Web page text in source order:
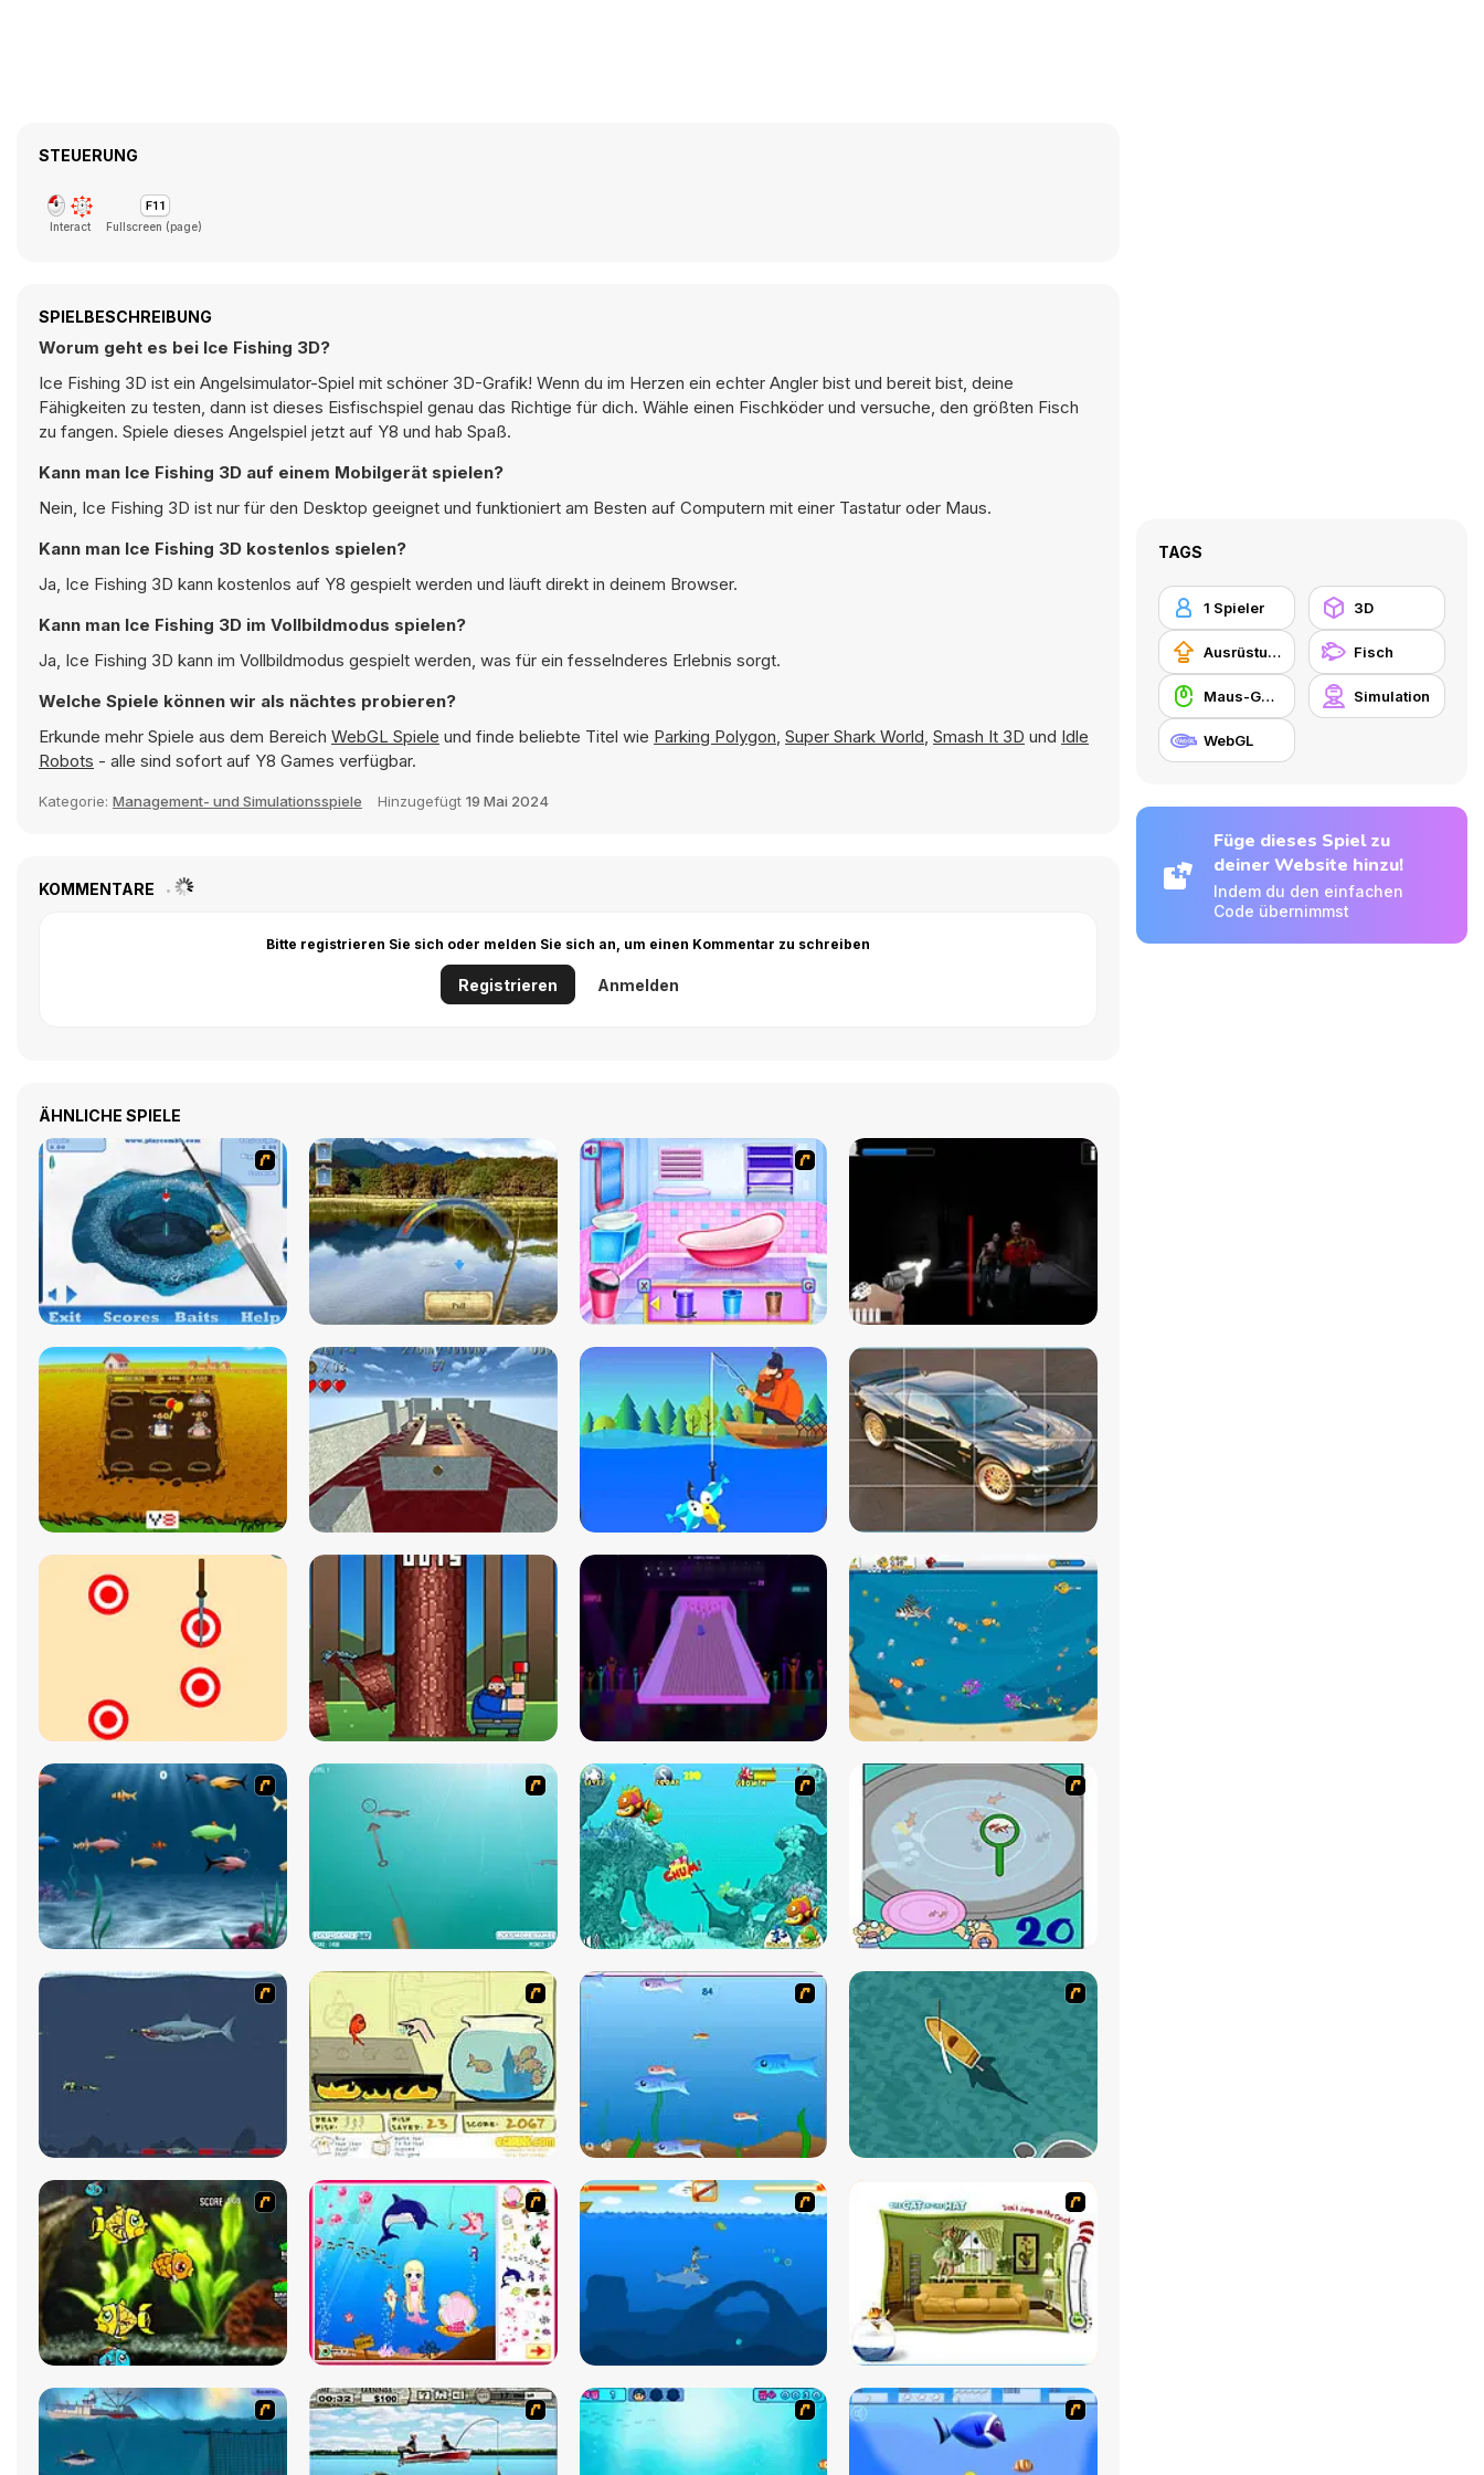
STEUERUNG
Interact Fullscreen (page)
SPIELBESCHREIBUNG
Worum geht es bei Ice Fishing 3D?
Ice Fishing 3D ist ein Angelsimulator-Spiel mit schöner 3D-Grafik! Wenn du im Herzen ein echter Angler bist und bereit bist, deine
Fähigkeiten zu testen, dann ist dieses Eisfischspiel genau das Richtige für dich. Wähle einen Fischköder und versuche, den größten Fisch
zu fangen. Spiele dieses Angelspiel jetzt auf Y8 und hab Spaß.
Kann man Ice Fishing 3D auf einem Mobilgerät spielen?
Nein, Ice Fishing 3D ist nur für den Desktop geeignet und funktioniert am Besten auf Computern mit einer Tastatur oder Maus.
Kann man Ice Fishing 3D kostenlos spielen?
Ja, Ice Fishing 3D kann kostenlos auf Y8 gespielt werden und läuft direkt in deinem Browser.
Kann man Ice Fishing 3D im Vollbildmodus spielen?
Ja, Ice Fishing 3D kann im Vollbildmodus gespielt werden, was für ein fesselnderes Erlebnis sorgt.
Welche Spiele können wir als nächtes probieren?
Erkunde mehr Spiele aus dem Bereich WebGL Spiele und finde beliebte Titel wie Parking Polygon, Super Shark World, Smash It 3D und Idle
Robots - alle sind sofort auf Y8 Games verfügbar.
Kategorie: Management- und Simulationsspiele Hinzugefügt 19 Mai 2024
KOMMENTARE
Bitte registrieren Sie sich oder melden Sie sich an, um einen Kommentar zu schreiben
Registrieren Anmelden
ÄHNLICHE SPIELE
TAGS
1 Spieler 3D
Ausrüstungs-Upgrade kaufen Fisch
Maus-Geschicklichkeit Simulation
WebGL
Füge dieses Spiel zu
deiner Website hinzu!
Indem du den einfachen
Code übernimmst